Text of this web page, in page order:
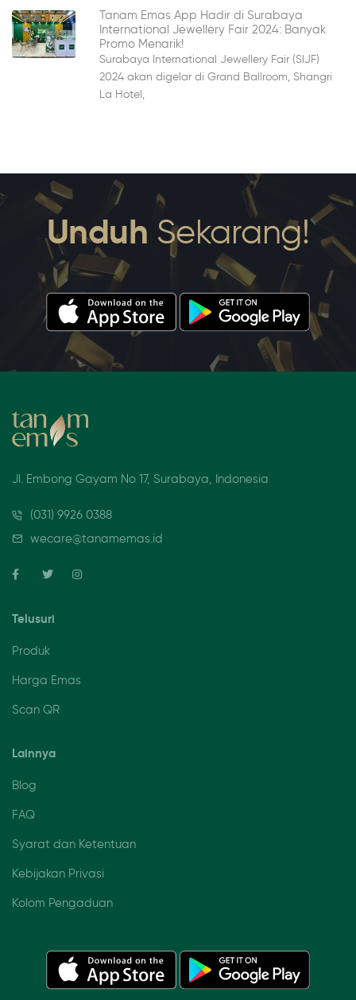
Tanam Emas App Hadir di Surabaya
International Jewellery Fair 2024: Banyak
Promo Menarik!
Surabaya International Jewellery Fair (SIJF)
2024 akan digelar di Grand Ballroom, Shangri
La Hotel,
Unduh Sekarang!
Jl. Embong Gayam No 17, Surabaya, Indonesia
(031) 9926 0388
wecare@tanamemas.id
Telusuri
Produk
Harga Emas
Scan QR
Lainnya
Blog
FAQ
Syarat dan Ketentuan
Kebijakan Privasi
Kolom Pengaduan